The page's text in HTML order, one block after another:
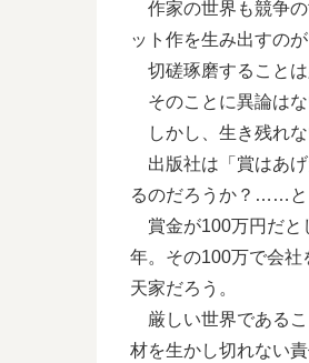
作家の世界も競争の
ット作を生み出すの
切磋琢磨することは
そのことに異論はな
しかし、生き残れな
出版社は「賞はあげ
るのだろうか？……と
賞金が100万円だと
年。その100万で会社
天家だろう。
厳しい世界であるこ
材を生かし切れない